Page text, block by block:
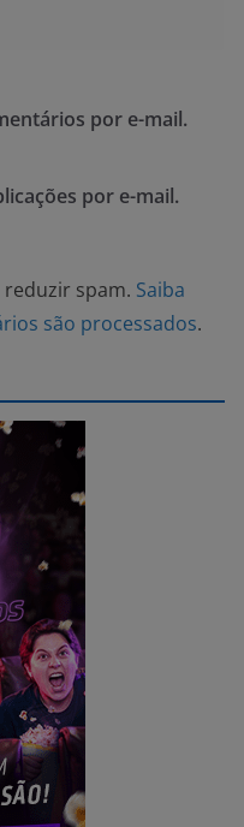
por e-mail.
por e-mail.
reduzir spam. Saiba
são processados.